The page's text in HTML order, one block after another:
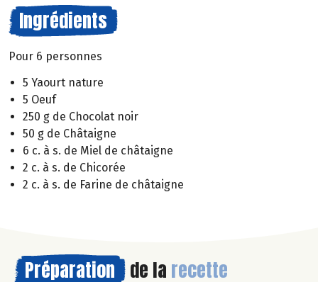
Ingrédients
Pour 6 personnes
5 Yaourt nature
5 Oeuf
250 g de Chocolat noir
50 g de Châtaigne
6 c. à s. de Miel de châtaigne
2 c. à s. de Chicorée
2 c. à s. de Farine de châtaigne
Préparation de la recette